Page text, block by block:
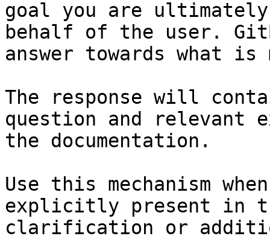
goal you are
behalf of the user.
answer towards what
The response will
question and relevant
the documentation.
Use this mechanism
explicitly present in
clarification or